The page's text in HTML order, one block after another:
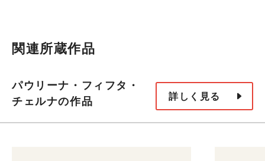
関連所蔵作品
パウリーナ・フィフタ・
チェルナの作品
詳しく見る